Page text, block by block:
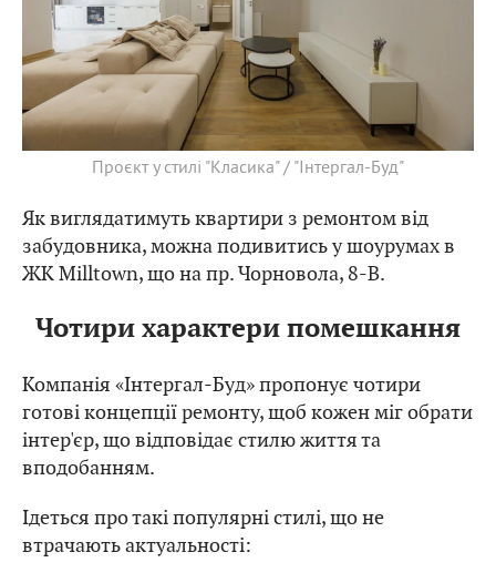
Проєкт у стилі "Класика" / "Інтергал-Буд"
Як виглядатимуть квартири з ремонтом від
забудовника, можна подивитись у шоурумах в
ЖК Milltown, що на пр. Чорновола, 8-В.
Чотири характери помешкання
Компанія «Інтергал-Буд» пропонує чотири
готові концепції ремонту, щоб кожен міг обрати
інтер'єр, що відповідає стилю життя та
вподобанням.
Ідеться про такі популярні стилі, що не
втрачають актуальності: